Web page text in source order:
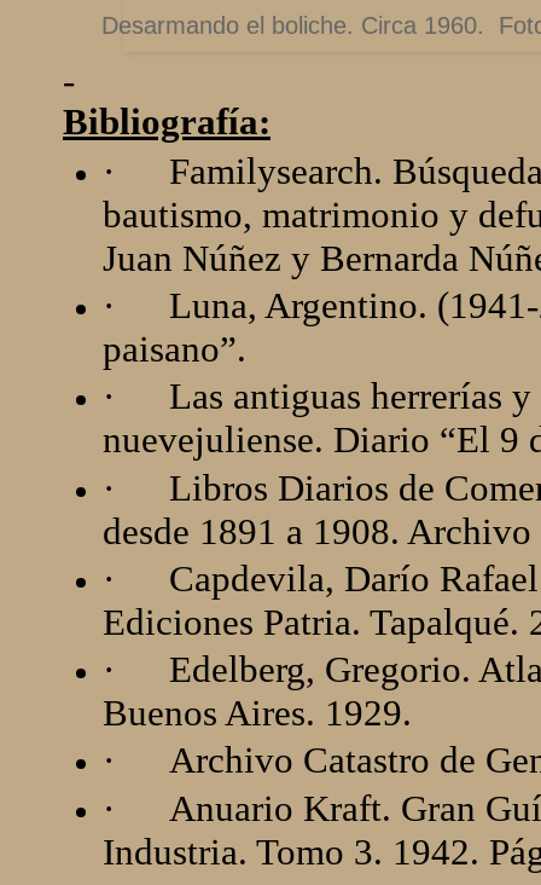
Desarmando el boliche. Circa 1960.
-
Bibliografía:
·
Familysearch.
bautismo, matrimonio y
Juan Núñez y Bernarda
·
Luna, Argentino.
paisano”.
·
Las antiguas herrerías
nuevejuliense. Diario “El 9
·
Libros Diarios de
desde 1891 a 1908.
·
Capdevila, Darío
Ediciones Patria. Tapalqué.
·
Edelberg, Gregorio.
Buenos Aires. 1929.
·
Archivo Catastro de
·
Anuario Kraft. Gran
Industria. Tomo 3. 1942.